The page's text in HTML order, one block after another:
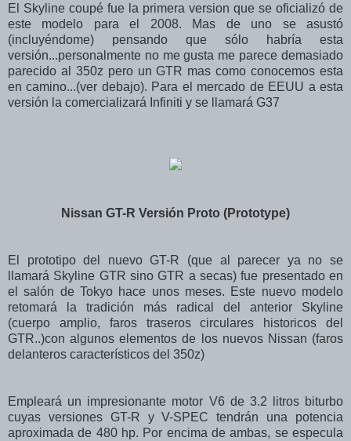
El Skyline coupé fue la primera version que se oficializó de
este modelo para el 2008. Mas de uno se asustó
(incluyéndome) pensando que sólo habría esta
versión...personalmente no me gusta me parece demasiado
parecido al 350z pero un GTR mas como conocemos esta
en camino...(ver debajo). Para el mercado de EEUU a esta
versión la comercializará Infiniti y se llamará G37
Nissan GT-R Versión Proto (Prototype)
El prototipo del nuevo GT-R (que al parecer ya no se
llamará Skyline GTR sino GTR a secas) fue presentado en
el salón de Tokyo hace unos meses. Este nuevo modelo
retomará la tradición más radical del anterior Skyline
(cuerpo amplio, faros traseros circulares historicos del
GTR..)con algunos elementos de los nuevos Nissan (faros
delanteros característicos del 350z)
Empleará un impresionante motor V6 de 3.2 litros biturbo
cuyas versiones GT-R y V-SPEC tendrán una potencia
aproximada de 480 hp. Por encima de ambas, se especula